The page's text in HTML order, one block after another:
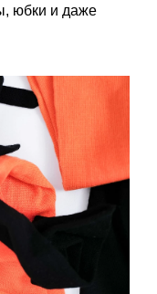
юбки и даже